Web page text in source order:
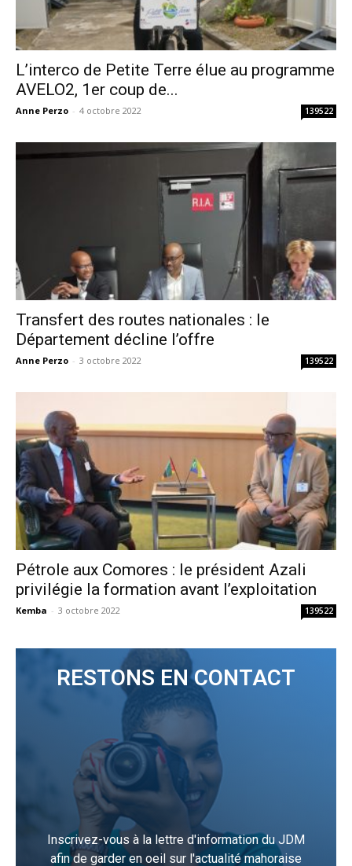
L’interco de Petite Terre élue au programme
AVELO2, 1er coup de...
Anne Perzo - 4 octobre 2022 139522
Transfert des routes nationales : le
Département décline l’offre
Anne Perzo - 3 octobre 2022 139522
Pétrole aux Comores : le président Azali
privilégie la formation avant l’exploitation
Kemba - 3 octobre 2022 139522
RESTONS EN CONTACT
Inscrivez-vous à la lettre d'information du JDM
afin de garder en oeil sur l'actualité mahoraise